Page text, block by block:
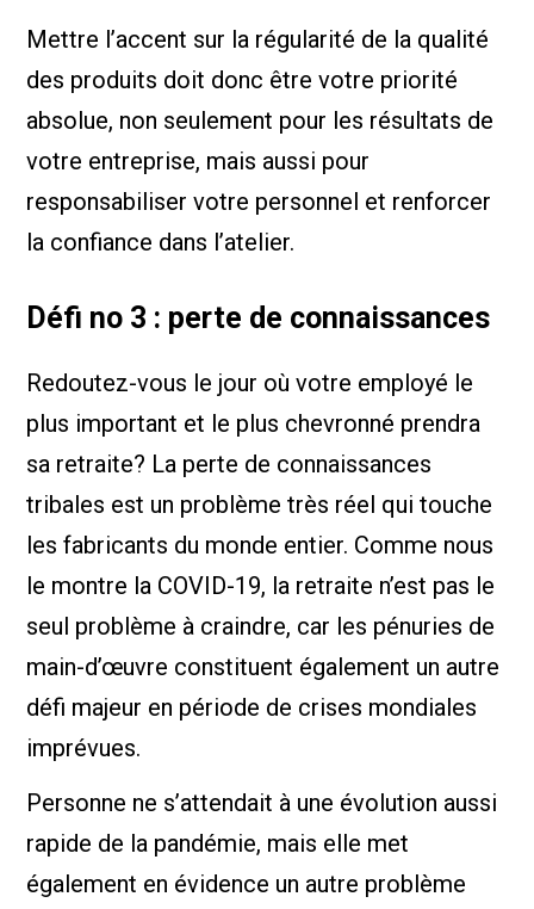
Mettre l’accent sur la régularité de la qualité
des produits doit donc être votre priorité
absolue, non seulement pour les résultats de
votre entreprise, mais aussi pour
responsabiliser votre personnel et renforcer
la confiance dans l’atelier.
Défi no 3 : perte de connaissances
Redoutez-vous le jour où votre employé le
plus important et le plus chevronné prendra
sa retraite? La perte de connaissances
tribales est un problème très réel qui touche
les fabricants du monde entier. Comme nous
le montre la COVID-19, la retraite n’est pas le
seul problème à craindre, car les pénuries de
main-d’œuvre constituent également un autre
défi majeur en période de crises mondiales
imprévues.
Personne ne s’attendait à une évolution aussi
rapide de la pandémie, mais elle met
également en évidence un autre problème